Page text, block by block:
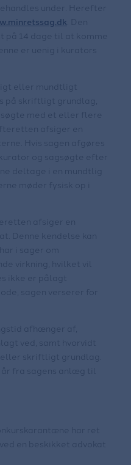
under. Herefter
. Den
på 14 dage til at komme
er uenig i kurators
eller mundtligt
på skriftligt grundlag,
med et eller flere
afsiger en
Hvis sagen afgøres
og sagsøgte efter
deltage i en mundtlig
møder fysisk op i
afsiger en
Denne kendelse kan
i sager om
virkning, hvilket vil
ikke er pålagt
sagen verserer for
afhænger af,
ved, samt hvorvidt
skriftligt grundlag.
fra sagens anlæg til
har ret
en beskikket advokat